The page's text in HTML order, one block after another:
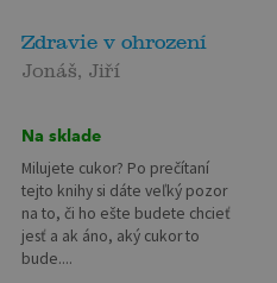
Zdravie v ohrození
Jonáš, Jiří
Na sklade
Milujete cukor? Po prečítaní
tejto knihy si dáte veľký pozor
na to, či ho ešte budete chcieť
jesť a ak áno, aký cukor to
bude....